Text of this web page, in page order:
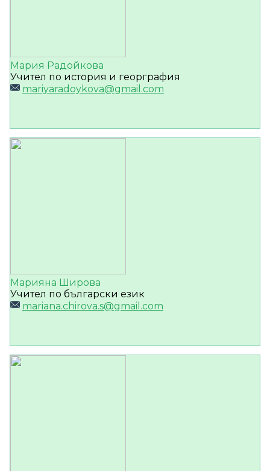
Мария Радойкова
Учител по история и георграфия
mariyaradoykova@gmail.com
Марияна Широва
Учител по български език
mariana.chirova.s@gmail.com